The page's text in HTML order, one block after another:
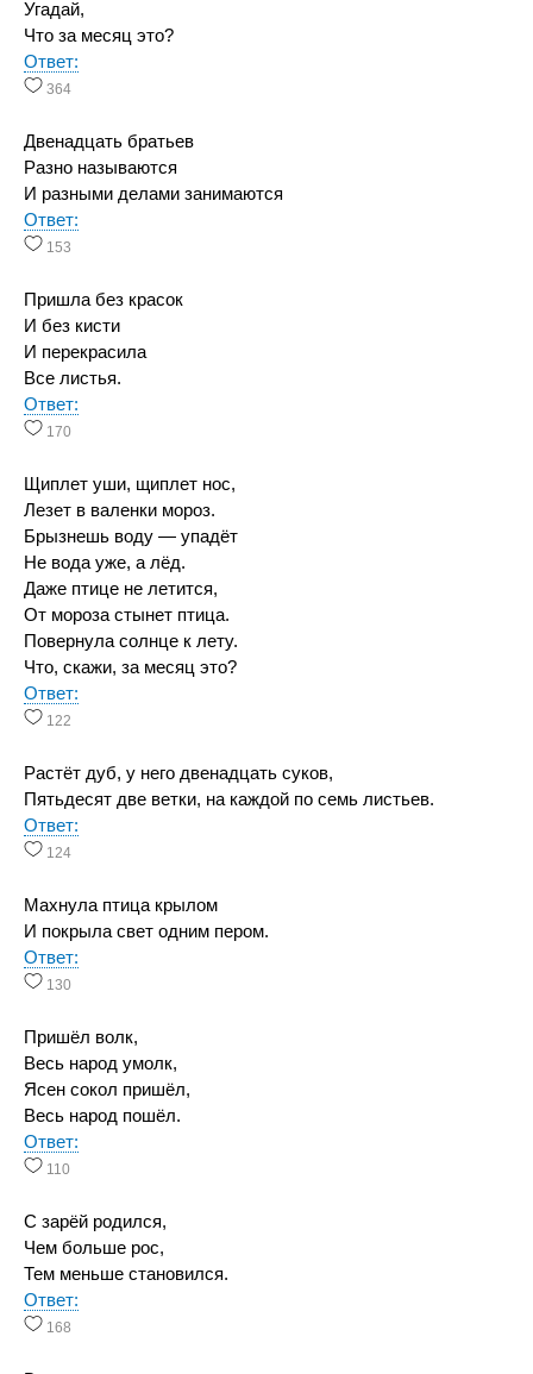
Угадай,
Что за месяц это?
Ответ:
364
Двенадцать братьев
Разно называются
И разными делами занимаются
Ответ:
153
Пришла без красок
И без кисти
И перекрасила
Все листья.
Ответ:
170
Щиплет уши, щиплет нос,
Лезет в валенки мороз.
Брызнешь воду — упадёт
Не вода уже, а лёд.
Даже птице не летится,
От мороза стынет птица.
Повернула солнце к лету.
Что, скажи, за месяц это?
Ответ:
122
Растёт дуб, у него двенадцать суков,
Пятьдесят две ветки, на каждой по семь листьев.
Ответ:
124
Махнула птица крылом
И покрыла свет одним пером.
Ответ:
130
Пришёл волк,
Весь народ умолк,
Ясен сокол пришёл,
Весь народ пошёл.
Ответ:
110
С зарёй родился,
Чем больше рос,
Тем меньше становился.
Ответ:
168